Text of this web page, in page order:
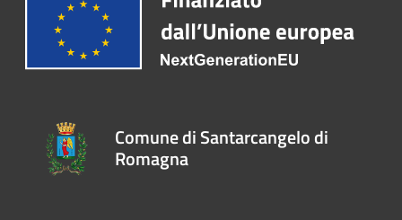
Comune di Santarcangelo di
Romagna